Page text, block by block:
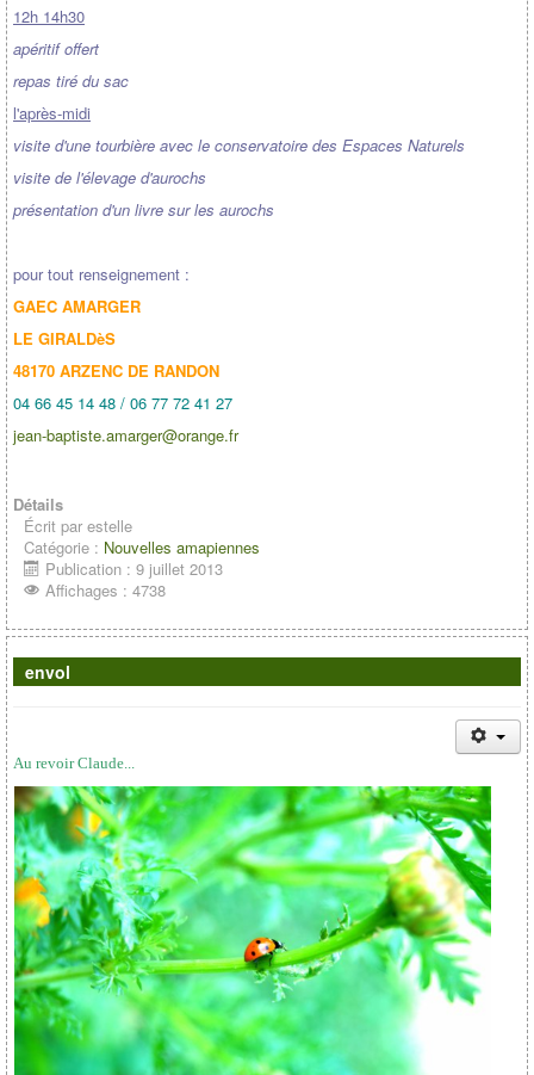
12h 14h30
apéritif offert
repas tiré du sac
l'après-midi
visite d'une tourbière avec le conservatoire des Espaces Naturels
visite de l'élevage d'aurochs
présentation d'un livre sur les aurochs
pour tout renseignement :
GAEC AMARGER
LE GIRALDèS
48170 ARZENC DE RANDON
04 66 45 14 48 / 06 77 72 41 27
jean-baptiste.amarger@orange.fr
Détails
Écrit par estelle
Catégorie : Nouvelles amapiennes
Publication : 9 juillet 2013
Affichages : 4738
envol
Au revoir Claude...